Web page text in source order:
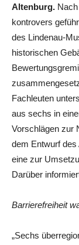
Altenburg.
kontrovers
des Lindenau-
historischen
Fachleuten
aus sechs in
Vorschlägen zur
dem Entwurf
eine zur
Darüber
Barrierefreiheit
„Sechs